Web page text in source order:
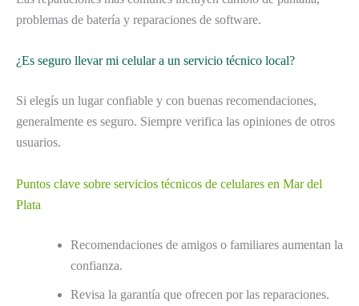
problemas de batería y reparaciones de software.
¿Es seguro llevar mi celular a un servicio técnico local?
Si elegís un lugar confiable y con buenas recomendaciones,
generalmente es seguro. Siempre verifica las opiniones de otros
usuarios.
Puntos clave sobre servicios técnicos de celulares en Mar del
Plata
Recomendaciones de amigos o familiares aumentan la
confianza.
Revisa la garantía que ofrecen por las reparaciones.